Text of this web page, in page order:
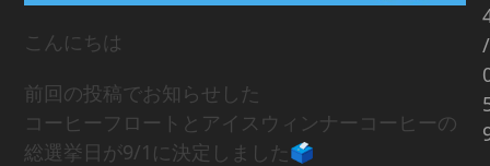
こんにちは
前回の投稿でお知らせした
コーヒーフロートとアイスウィンナーコーヒーの
総選挙日が9/1に決定しました🗳️
/